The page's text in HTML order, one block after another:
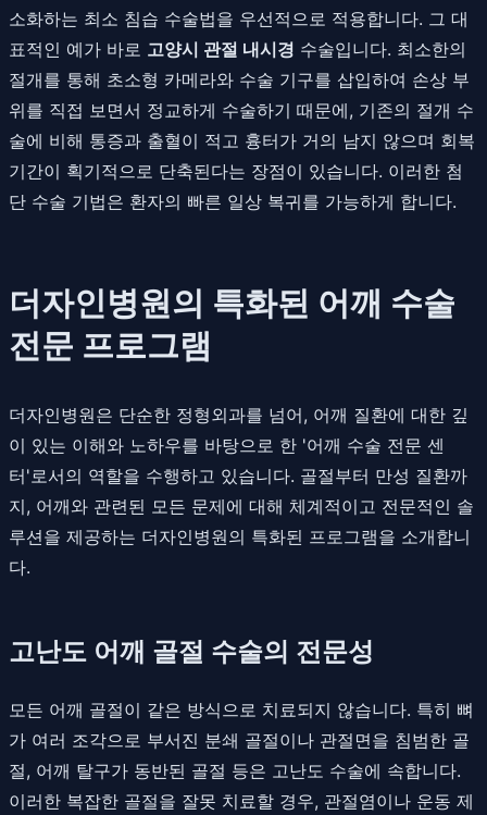
소화하는 최소 침습 수술법을 우선적으로 적용합니다. 그 대
표적인 예가 바로 고양시 관절 내시경 수술입니다. 최소한의
절개를 통해 초소형 카메라와 수술 기구를 삽입하여 손상 부
위를 직접 보면서 정교하게 수술하기 때문에, 기존의 절개 수
술에 비해 통증과 출혈이 적고 흉터가 거의 남지 않으며 회복
기간이 획기적으로 단축된다는 장점이 있습니다. 이러한 첨
단 수술 기법은 환자의 빠른 일상 복귀를 가능하게 합니다.
더자인병원의 특화된 어깨 수술
전문 프로그램
더자인병원은 단순한 정형외과를 넘어, 어깨 질환에 대한 깊
이 있는 이해와 노하우를 바탕으로 한 '어깨 수술 전문 센
터'로서의 역할을 수행하고 있습니다. 골절부터 만성 질환까
지, 어깨와 관련된 모든 문제에 대해 체계적이고 전문적인 솔
루션을 제공하는 더자인병원의 특화된 프로그램을 소개합니
다.
고난도 어깨 골절 수술의 전문성
모든 어깨 골절이 같은 방식으로 치료되지 않습니다. 특히 뼈
가 여러 조각으로 부서진 분쇄 골절이나 관절면을 침범한 골
절, 어깨 탈구가 동반된 골절 등은 고난도 수술에 속합니다.
이러한 복잡한 골절을 잘못 치료할 경우, 관절염이나 운동 제